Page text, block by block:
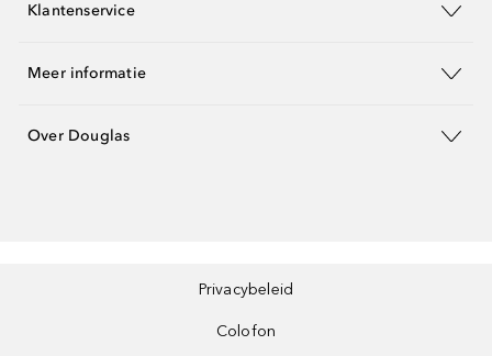
Klantenservice
Meer informatie
Over Douglas
Privacybeleid
Colofon